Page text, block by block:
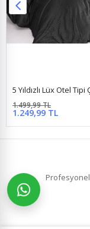
1.249,99 TL
1.499,99 TL
Profesyonel